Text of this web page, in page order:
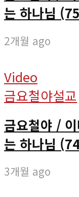
는 하나님
2개월 ago
Video
금요철야설교
금요철야 /
는 하나님
3개월 ago